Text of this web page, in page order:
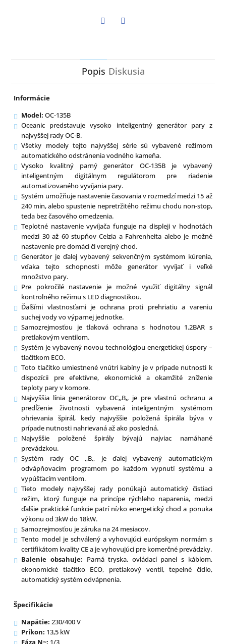
Popis Diskusia
Informácie
Model: OC-135B
Oceanic predstavuje vysoko inteligentný generátor pary z
najvyššej rady OC-B.
Všetky modely tejto najvyššej série sú vybavené režimom
automatického odstránenia vodného kameňa.
Vysoko kvalitný parný generátor OC-135B je vybavený
inteligentným digitálnym regulátorom pre riadenie
automatizovaného vyvíjania pary.
Systém umožňuje nastavenie časovania v rozmedzí medzi 15 až
240 min, alebo spustenie nepretržitého režimu chodu non-stop,
teda bez časového omedzenia.
Teplotné nastavenie vyvíjača funguje na displeji v hodnotách
medzi 30 až 60 stupňov Celzia a Fahrenheita alebo je možné
nastavenie pre domáci či verejný chod.
Generátor je ďalej vybavený sekvenčným systémom kúrenia,
vďaka tejto schopnosti môže generátor vyvíjať i veľké
množstvo pary.
Pre pokročilé nastavenie je možné využiť digitálny signál
kontrolného režimu s LED diagnostikou.
Ďalšími vlastnosťami je ochrana proti prehriatiu a vareniu
suchej vody vo výparnej jednotke.
Samozrejmosťou je tlaková ochrana s hodnotou 1.2BAR s
pretlakovým ventilom.
Systém je vybavený novou technológiou energetickej úspory –
tlačítkom ECO.
Toto tlačítko umiestnené vnútri kabíny je v prípade nutnosti k
dispozícii pre efektívne, ekonomické a okamžité zníženie
teploty pary v komore.
Najvyššia línia generátorov OC,,B,, je pre vlastnú ochranu a
predĺženie životnosti vybavená inteligentným systémom
ohrievania špirál, kedy najvyššie položená špirála býva v
prípade nutnosti nahrievaná až ako posledná.
Najvyššie položené špirály bývajú najviac namáhané
prevádzkou.
Systém rady OC ,,B,, je ďalej vybavený automatickým
odvápňovacím programom po každom vypnutí systému a
vypúšťacím ventilom.
Tieto modely najvyššej rady ponúkajú automatický čistiaci
režim, ktorý funguje na princípe rýchleho naparenia, medzi
ďalšie praktické funkcie patrí nízko energetický chod a ponuka
výkonu od 3kW do 18kW.
Samozrejmosťou je záruka na 24 mesiacov.
Tento model je schválený a vyhovujúci európskym normám s
certifikátom kvality CE a je vyhovujúci pre komerčné prevádzky.
Balenie obsahuje: Parná tryska, ovládací panel s káblom,
ekonomické tlačítko ECO, pretlakový ventil, tepelné čidlo,
automatický systém odvápnenia.
Špecifikácie
Napätie:230/400 V
Príkon: 13,5 kW
Fáza N~: 1/3